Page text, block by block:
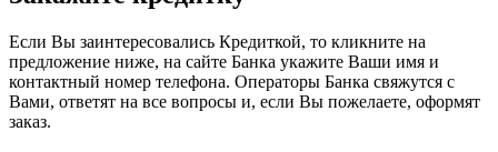
Если Вы заинтересовались Кредиткой, то кликните на
предложение ниже, на сайте Банка укажите Ваши имя и
контактный номер телефона. Операторы Банка свяжутся с
Вами, ответят на все вопросы и, если Вы пожелаете, оформят
заказ.